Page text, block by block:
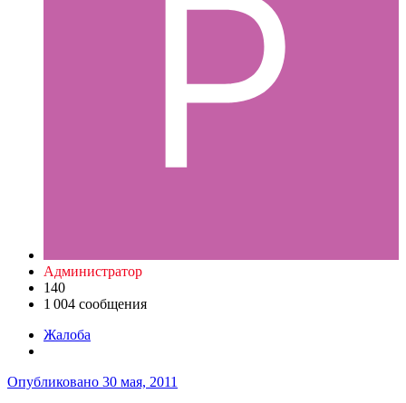
Администратор
140
1 004 сообщения
Жалоба
Опубликовано 30 мая, 2011